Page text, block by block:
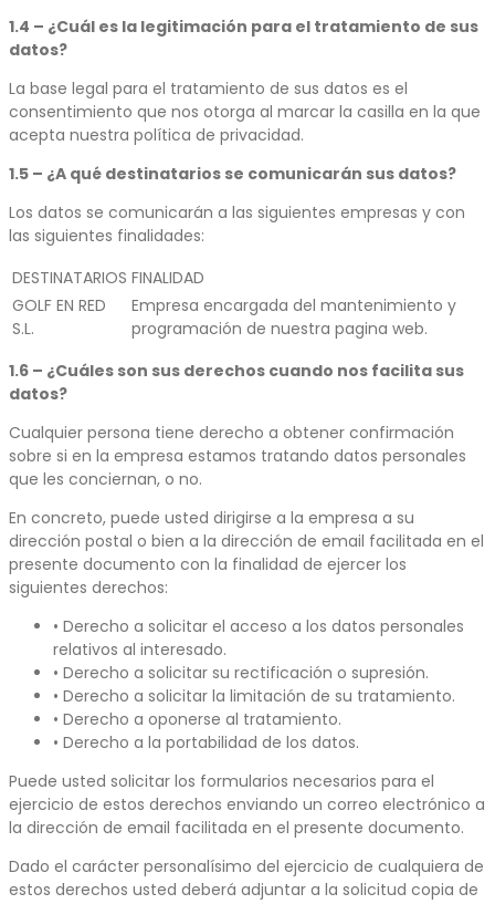
1.4 – ¿Cuál es la legitimación para el tratamiento de sus
datos?
La base legal para el tratamiento de sus datos es el
consentimiento que nos otorga al marcar la casilla en la que
acepta nuestra política de privacidad.
1.5 – ¿A qué destinatarios se comunicarán sus datos?
Los datos se comunicarán a las siguientes empresas y con
las siguientes finalidades:
DESTINATARIOS FINALIDAD
GOLF EN RED
S.L.
Empresa encargada del mantenimiento y
programación de nuestra pagina web.
1.6 – ¿Cuáles son sus derechos cuando nos facilita sus
datos?
Cualquier persona tiene derecho a obtener confirmación
sobre si en la empresa estamos tratando datos personales
que les conciernan, o no.
En concreto, puede usted dirigirse a la empresa a su
dirección postal o bien a la dirección de email facilitada en el
presente documento con la finalidad de ejercer los
siguientes derechos:
• Derecho a solicitar el acceso a los datos personales
relativos al interesado.
• Derecho a solicitar su rectificación o supresión.
• Derecho a solicitar la limitación de su tratamiento.
• Derecho a oponerse al tratamiento.
• Derecho a la portabilidad de los datos.
Puede usted solicitar los formularios necesarios para el
ejercicio de estos derechos enviando un correo electrónico a
la dirección de email facilitada en el presente documento.
Dado el carácter personalísimo del ejercicio de cualquiera de
estos derechos usted deberá adjuntar a la solicitud copia de